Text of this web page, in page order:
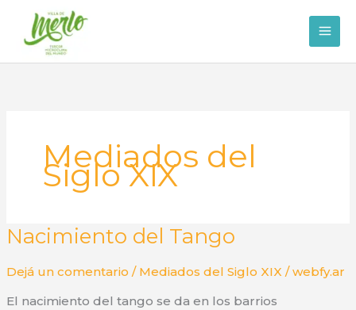
contenido
Mediados del
Siglo XIX
Nacimiento del Tango
Dejá un comentario / Mediados del Siglo XIX /webfy.ar
El nacimiento del tango se da en los barrios